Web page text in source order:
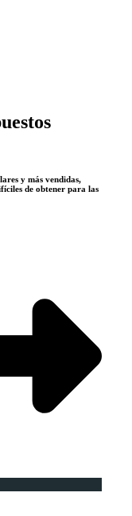
y más vendidas,
de obtener para las